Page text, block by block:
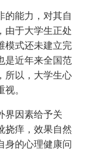
的能力，对其自
由于大学生正处
模式还未建立完
是近年来全国范
所以，大学生心
。
界因素给予关
挠痒，效果自然
身的心理健康问